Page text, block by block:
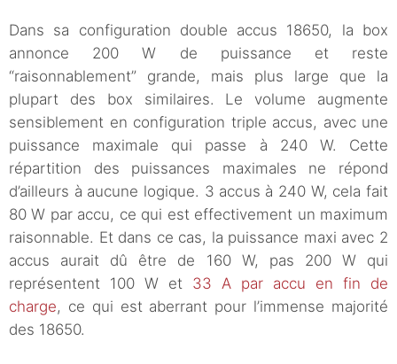
Dans sa configuration double accus 18650, la box
annonce 200 W de puissance et reste
“raisonnablement” grande, mais plus large que la
plupart des box similaires. Le volume augmente
sensiblement en configuration triple accus, avec une
puissance maximale qui passe à 240 W. Cette
répartition des puissances maximales ne répond
d’ailleurs à aucune logique. 3 accus à 240 W, cela fait
80 W par accu, ce qui est effectivement un maximum
raisonnable. Et dans ce cas, la puissance maxi avec 2
accus aurait dû être de 160 W, pas 200 W qui
représentent 100 W et 33 A par accu en fin de
charge, ce qui est aberrant pour l’immense majorité
des 18650.